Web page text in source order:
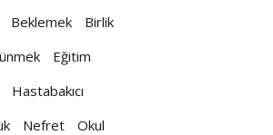
Beklemek
Birlik
Eğitim
Hastabakıcı
Nefret
Okul